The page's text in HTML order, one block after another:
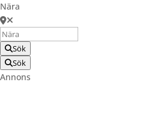
Nära
Sök
Sök
Annons